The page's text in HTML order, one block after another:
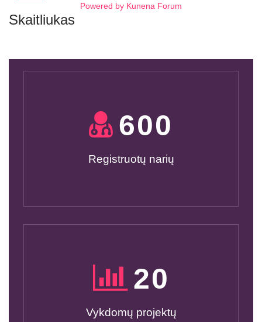
Powered by Kunena Forum
Skaitliukas
600
Registruotų narių
20
Vykdomų projektų